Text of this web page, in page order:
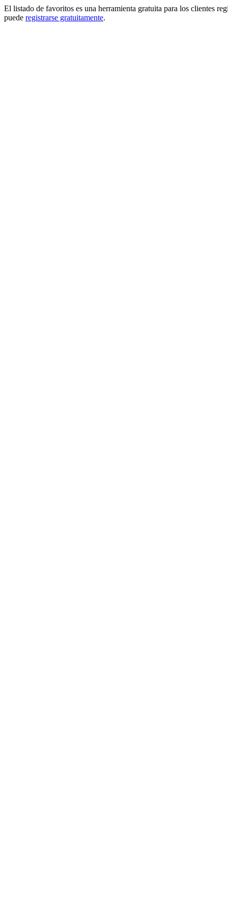
El listado de favoritos es una herramienta gratuita para los clientes
puede registrarse gratuitamente.